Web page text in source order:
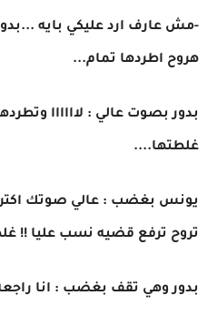
-مش عارف ارد عليكي بايه
هروح اطردها تمام...
بدور بصوت عالي : لاااااا
غلطتها....
يونس بغضب : عالي صوتك
تروح ترفع قضيه نسب عليا !!
بدور وهي تقف بغضب : انا